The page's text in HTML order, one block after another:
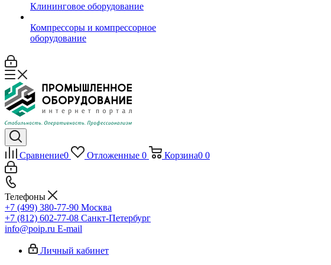
Клининговое оборудование
Компрессоры и компрессорное
оборудование
Сравнение0 Отложенные 0 Корзина0 0
Телефоны
+7 (499) 380-77-90 Москва
+7 (812) 602-77-08 Санкт-Петербург
info@poip.ru E-mail
Личный кабинет